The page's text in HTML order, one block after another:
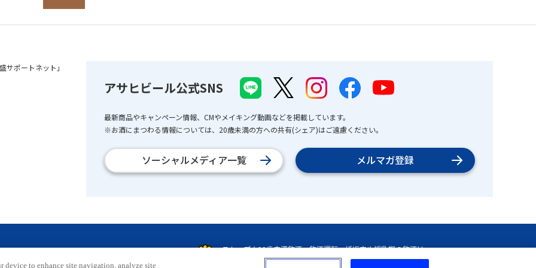
サポートネット」
アサヒビール公式SNS
最新商品やキャンペーン情報、CMやメイキング動画などを掲載しています。
※お酒にまつわる情報については、20歳未満の方への共有(シェア)はご遠慮ください。
ソーシャルメディア一覧 メルマガ登録
to enhance site navigation, analyze site